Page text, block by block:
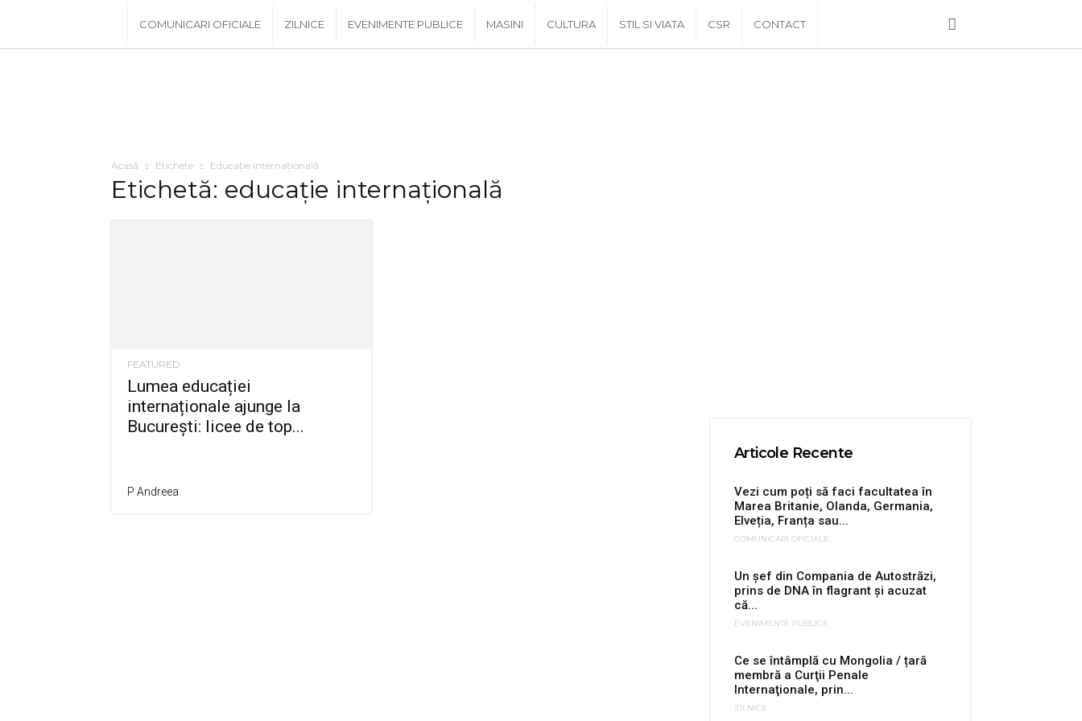
www.PRescu.ro
COMUNICARI OFICIALE ZILNICE EVENIMENTE PUBLICE MASINI CULTURA STIL SI VIATA CSR CONTACT
Acasă Etichete Educație internațională
Etichetă: educație internațională
FEATURED
Lumea educației
internaționale ajunge la
București: licee de top...
P Andreea
Articole Recente
Vezi cum poți să faci facultatea în
Marea Britanie, Olanda, Germania,
Elveția, Franța sau...
COMUNICARI OFICIALE
Un șef din Compania de Autostrăzi,
prins de DNA în flagrant și acuzat
că...
EVENIMENTE PUBLICE
Ce se întâmplă cu Mongolia / țară
membră a Curţii Penale
Internaţionale, prin...
ZILNICE